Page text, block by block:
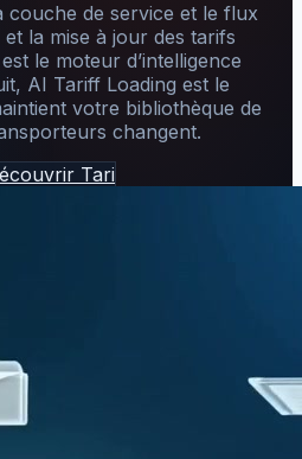
couche de service et le flux
la mise à jour des tarifs
le moteur d’intelligence
AI Tariff Loading est le
votre bibliothèque de
changent.
Tari